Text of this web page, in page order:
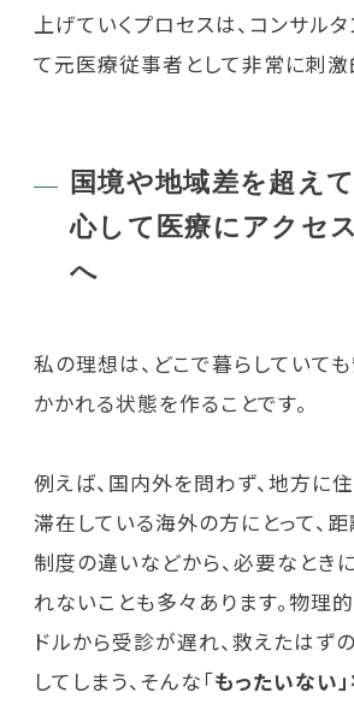
上げていくプロセスは、コンサルタ
て元医療従事者として非常に刺激
国境や地域差を超え
心して医療にアクセ
へ
私の理想は、どこで暮らしていて
かかれる状態を作ることです。
例えば、国内外を問わず、地方に
滞在している海外の方にとって、距
制度の違いなどから、必要なとき
れないことも多々あります。物理
ドルから受診が遅れ、救えたはず
してしまう、そんな「もったいない